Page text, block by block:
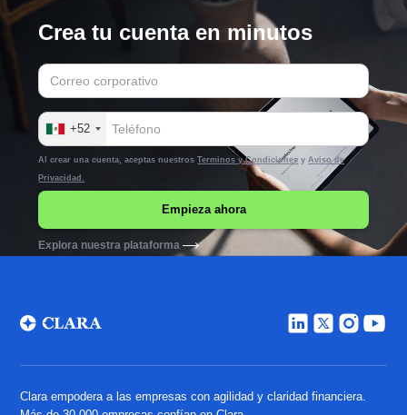
Crea tu cuenta en minutos
+52
Al crear una cuenta, aceptas nuestrosTerminos y CondicionesyAviso de
Privacidad.
Explora nuestra plataforma
Clara empodera a las empresas con agilidad y claridad financiera.